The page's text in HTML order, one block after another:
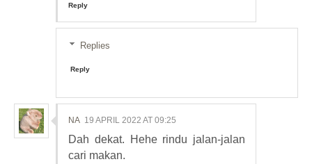
Reply
Replies
Reply
NA 19 APRIL 2022 AT 09:25
Dah dekat. Hehe rindu jalan-jalan
cari makan.